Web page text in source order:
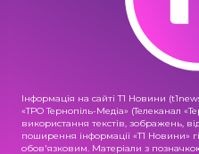
Інформація на сайті Т1 Новини
«ТРО Тернопіль-Медіа» (Телеканал
використання текстів, зображень,
поширення інформації «Т1 Новини»
обов'язковим. Матеріали з